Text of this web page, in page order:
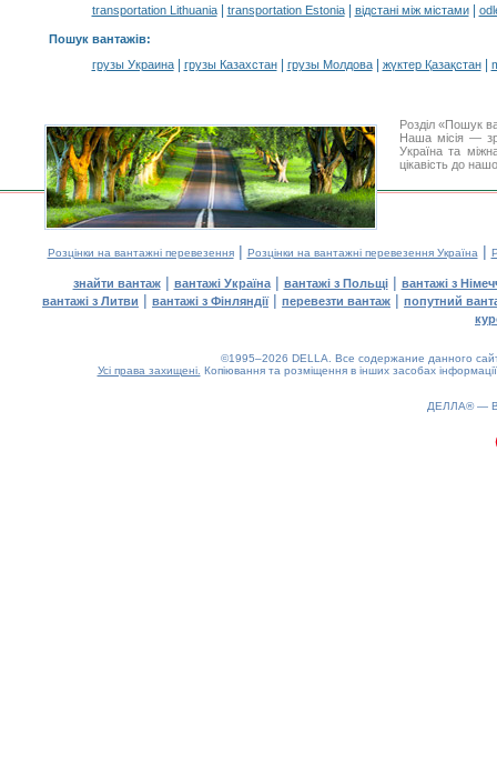
transportation Lithuania| transportation Estonia| відстані між містами|
Пошук вантажів:
грузы Украина| грузы Казахстан| грузы Молдова| жүктер Қазақстан|
Розділ «Пошук
Наша місія —
Україна та
цікавість до
Розцінки на вантажні перевезення| Розцінки на вантажні перевезення Україна |
знайти вантаж| вантажі Україна| вантажі з Польщі| вантажі з
вантажі з Литви | вантажі з Фінляндії| перевезти вантаж | попутний
©1995–2026 DELLA. Все содержание данного
Усі права захищені. Копіювання та розміщення в інших засобах
ДЕЛЛА® —